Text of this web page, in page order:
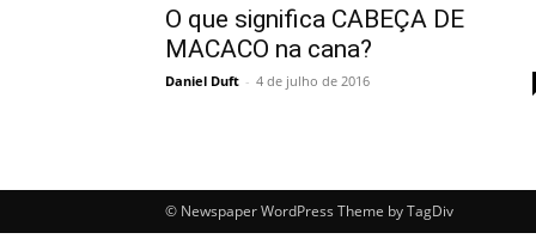
O que significa CABEÇA DE
MACACO na cana?
Daniel Duft - 4 de julho de 2016
© Newspaper WordPress Theme by TagDiv